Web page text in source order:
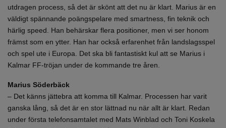
utdragen process, så det är skönt att det nu är klart. Marius är en
väldigt spännande poängspelare med smartness, fin teknik och
härlig speed. Han behärskar flera positioner, men vi ser honom
främst som en ytter. Han har också erfarenhet från landslagsspel
och spel ute i Europa. Det ska bli fantastiskt kul att se Marius i
Kalmar FF-tröjan under de kommande tre åren.
Marius Söderbäck
– Det känns jättebra att komma till Kalmar. Processen har varit
ganska lång, så det är en stor lättnad nu när allt är klart. Redan
under första telefonsamtalet med Mats Winblad och Toni Koskela